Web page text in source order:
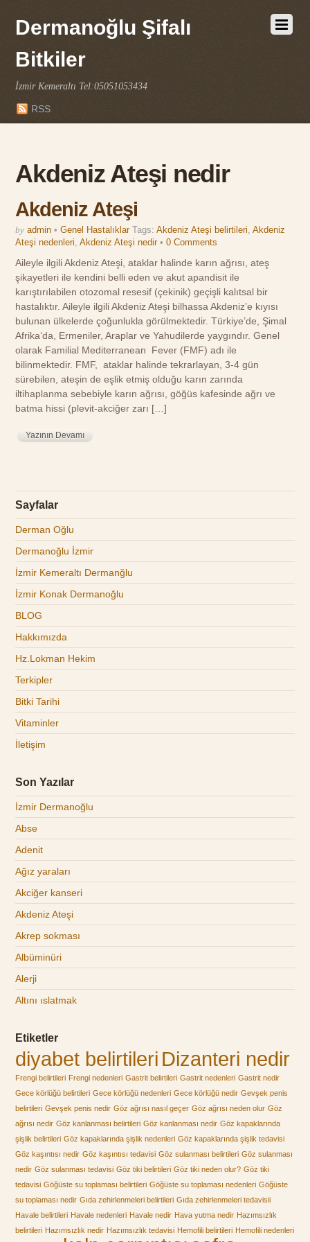
Dermanoğlu Şifalı
Bitkiler
İzmir Kemeraltı Tel:05051053434
RSS
Akdeniz Ateşi nedir
Akdeniz Ateşi
by admin • Genel Hastalıklar Tags:Akdeniz Ateşi belirtileri,Akdeniz
Ateşi nedenleri,Akdeniz Ateşi nedir •0 Comments
Aileyle ilgili Akdeniz Ateşi, ataklar halinde karın ağrısı, ateş
şikayetleri ile kendini belli eden ve akut apandisit ile
karıştırılabilen otozomal resesif (çekinik) geçişli kalıtsal bir
hastalıktır. Aileyle ilgili Akdeniz Ateşi bilhassa Akdeniz’e kıyısı
bulunan ülkelerde çoğunlukla görülmektedir. Türkiye’de, Şimal
Afrika‘da, Ermeniler, Araplar ve Yahudilerde yaygındır. Genel
olarak Familial Mediterranean Fever (FMF) adı ile
bilinmektedir. FMF, ataklar halinde tekrarlayan, 3-4 gün
sürebilen, ateşin de eşlik etmiş olduğu karın zarında
iltihaplanma sebebiyle karın ağrısı, göğüs kafesinde ağrı ve
batma hissi (plevit-akciğer zarı […]
Yazının Devamı
Sayfalar
Derman Oğlu
Dermanoğlu İzmir
İzmir Kemeraltı Dermanğlu
İzmir Konak Dermanoğlu
BLOG
Hakkımızda
Hz.Lokman Hekim
Terkipler
Bitki Tarihi
Vitaminler
İletişim
Son Yazılar
İzmir Dermanoğlu
Abse
Adenit
Ağız yaraları
Akciğer kanseri
Akdeniz Ateşi
Akrep sokması
Albüminüri
Alerji
Altını ıslatmak
Etiketler
diyabet belirtileri Dizanteri nedir
Frengi belirtileri Frengi nedenleri Gastrit belirtileri Gastrit nedenleri Gastrit nedir
Gece körlüğü belirtileri Gece körlüğü nedenleri Gece körlüğü nedir Gevşek penis
belirtileri Gevşek penis nedir Göz ağrısı nasıl geçer Göz ağrısı neden olur Göz
ağrısı nedir Göz kanlanması belirtileri Göz kanlanması nedir Göz kapaklarında
şişlik belirtileri Göz kapaklarında şişlik nedenleri Göz kapaklarında şişlik tedavisi
Göz kaşıntısı nedir Göz kaşıntısı tedavisi Göz sulanması belirtileri Göz sulanması
nedir Göz sulanması tedavisi Göz tiki belirtileri Göz tiki neden olur? Göz tiki
tedavisi Göğüste su toplaması belirtileri Göğüste su toplaması nedenleri Göğüste
su toplaması nedir Gıda zehirlenmeleri belirtileri Gıda zehirlenmeleri tedavisii
Havale belirtileri Havale nedenleri Havale nedir Hava yutma nedir Hazımsızlık
belirtileri Hazımsızlık nedir Hazımsızlık tedavisi Hemofili belirtileri Hemofili nedenleri